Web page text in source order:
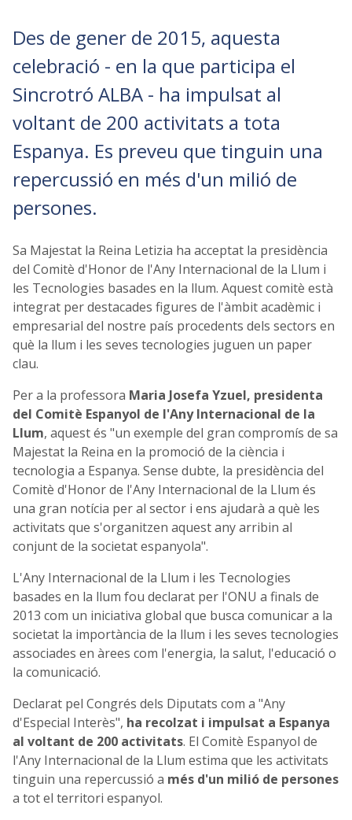
Des de gener de 2015, aquesta
celebració - en la que participa el
Sincrotró ALBA - ha impulsat al
voltant de 200 activitats a tota
Espanya. Es preveu que tinguin una
repercussió en més d'un milió de
persones.
Sa Majestat la Reina Letizia ha acceptat la presidència
del Comitè d'Honor de l'Any Internacional de la Llum i
les Tecnologies basades en la llum. Aquest comitè està
integrat per destacades figures de l'àmbit acadèmic i
empresarial del nostre país procedents dels sectors en
què la llum i les seves tecnologies juguen un paper
clau.
Per a la professora Maria Josefa Yzuel, presidenta
del Comitè Espanyol de l'Any Internacional de la
Llum, aquest és "un exemple del gran compromís de sa
Majestat la Reina en la promoció de la ciència i
tecnologia a Espanya. Sense dubte, la presidència del
Comitè d'Honor de l'Any Internacional de la Llum és
una gran notícia per al sector i ens ajudarà a què les
activitats que s'organitzen aquest any arribin al
conjunt de la societat espanyola".
L'Any Internacional de la Llum i les Tecnologies
basades en la llum fou declarat per l'ONU a finals de
2013 com un iniciativa global que busca comunicar a la
societat la importància de la llum i les seves tecnologies
associades en àrees com l'energia, la salut, l'educació o
la comunicació.
Declarat pel Congrés dels Diputats com a "Any
d'Especial Interès", ha recolzat i impulsat a Espanya
al voltant de 200 activitats. El Comitè Espanyol de
l'Any Internacional de la Llum estima que les activitats
tinguin una repercussió a més d'un milió de persones
a tot el territori espanyol.